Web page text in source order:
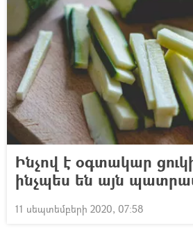
Ինչով է օգտակար
ինչպես են այն
11 սեպտեմբերի 2020, 07:58